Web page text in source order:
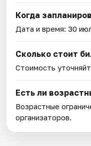
Когда
Дата и время:30
Сколько стоит
Стоимость
Есть ли
Возрастные
организаторов.